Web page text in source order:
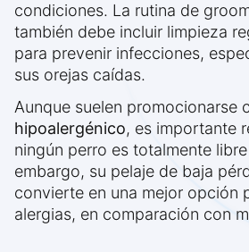
condiciones. La rutina de
también debe incluir limpieza
para prevenir infecciones,
sus orejas caídas.
Aunque suelen promocionarse
hipoalergénico, es importante
ningún perro es totalmente
embargo, su pelaje de baja
convierte en una mejor opción
alergias, en comparación con